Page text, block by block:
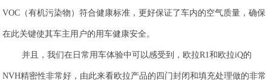
VOC（有机污染物）符合健康标准，更好保证了车内的空气质量，确保
在此关键使其车主用户的用车健康安全。
并且，我们在日常用车体验中可以感受到， 欧拉R1和欧拉iQ的
NVH精密性非常好，由此来看欧拉产品的四门封闭和填充处理做的非常